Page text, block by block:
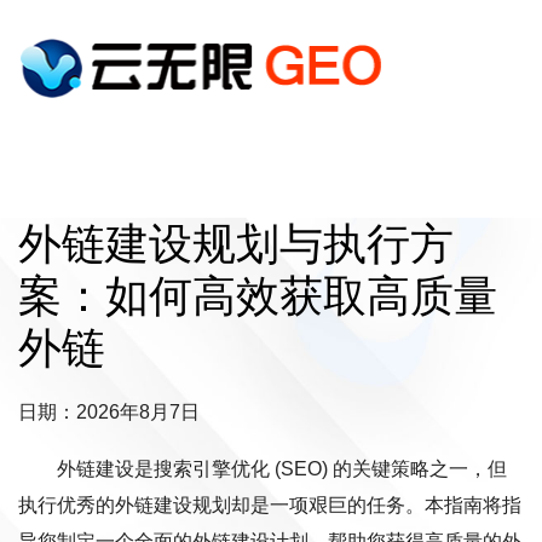
外链建设规划与执行方
案：如何高效获取高质量
外链
日期：2026年8月7日
外链建设是搜索引擎优化 (SEO) 的关键策略之一，但
执行优秀的外链建设规划却是一项艰巨的任务。本指南将指